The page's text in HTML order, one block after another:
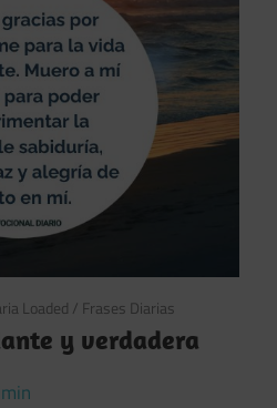
Loaded / Frases Diarias
y verdadera